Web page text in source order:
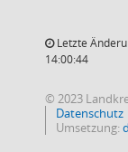
Letzte
14:00:44
© 2023
Datenschutz
Umsetzung: